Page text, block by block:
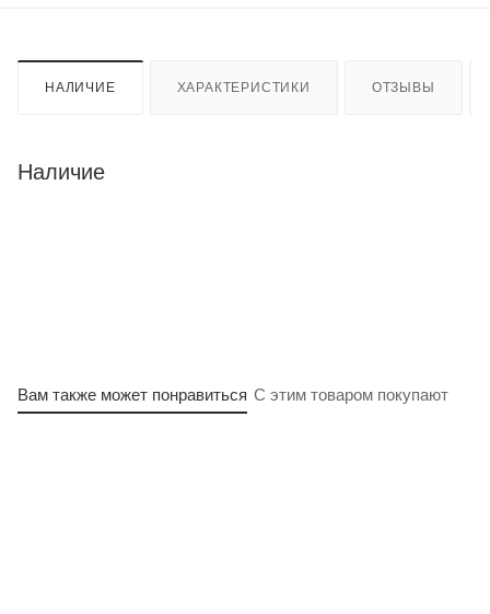
НАЛИЧИЕ ХАРАКТЕРИСТИКИ ОТЗЫВЫ
Наличие
Вам также может понравиться С этим товаром покупают